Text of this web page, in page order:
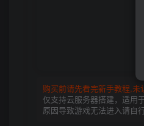
购买前请先看完新手教程,
仅支持云服务器搭建，适用
原因导致游戏无法进入请自